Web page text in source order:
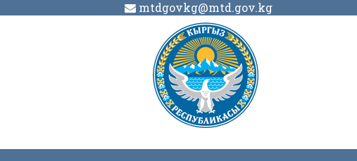
mtdgovkg@mtd.gov.kg